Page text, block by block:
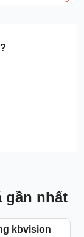
gần nhất
kbvision